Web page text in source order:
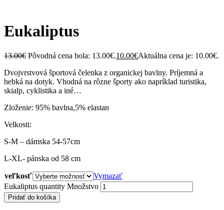
Eukaliptus
13.00€ Pôvodná cena bola: 13.00€.10.00€Aktuálna cena je: 10.00€.
Dvojvrstvová športová čelenka z organickej bavlny. Príjemná a
hebká na dotyk. Vhodná na rôzne športy ako napríklad turistika,
skialp, cyklistika a iné…
Zloženie: 95% bavlna,5% elastan
Velkosti:
S-M – dámska 54-57cm
L-XL- pánska od 58 cm
veľkosť
Vymazať
Eukaliptus quantity Množstvo
Pridať do košíka